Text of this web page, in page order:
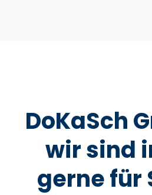
DoKaSch
wir sind
gerne für